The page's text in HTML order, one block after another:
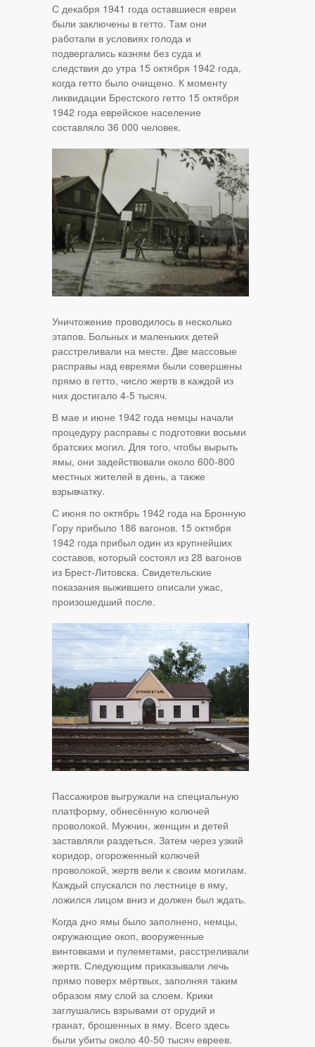
С декабря 1941 года оставшиеся евреи
были заключены в гетто. Там они
работали в условиях голода и
подвергались казням без суда и
следствия до утра 15 октября 1942 года,
когда гетто было очищено. К моменту
ликвидации Брестского гетто 15 октября
1942 года еврейское население
составляло 36 000 человек.
Уничтожение проводилось в несколько
этапов. Больных и маленьких детей
расстреливали на месте. Две массовые
расправы над евреями были совершены
прямо в гетто, число жертв в каждой из
них достигало 4-5 тысяч.
В мае и июне 1942 года немцы начали
процедуру расправы с подготовки восьми
братских могил. Для того, чтобы вырыть
ямы, они задействовали около 600-800
местных жителей в день, а также
взрывчатку.
С июня по октябрь 1942 года на Бронную
Гору прибыло 186 вагонов. 15 октября
1942 года прибыл один из крупнейших
составов, который состоял из 28 вагонов
из Брест-Литовска. Свидетельские
показания выжившего описали ужас,
произошедший после.
Пассажиров выгружали на специальную
платформу, обнесённую колючей
проволокой. Мужчин, женщин и детей
заставляли раздеться. Затем через узкий
коридор, огороженный колючей
проволокой, жертв вели к своим могилам.
Каждый спускался по лестнице в яму,
ложился лицом вниз и должен был ждать.
Когда дно ямы было заполнено, немцы,
окружающие окоп, вооруженные
винтовками и пулеметами, расстреливали
жертв. Следующим приказывали лечь
прямо поверх мёртвых, заполняя таким
образом яму слой за слоем. Крики
заглушались взрывами от орудий и
гранат, брошенных в яму. Всего здесь
были убиты около 40-50 тысяч евреев.